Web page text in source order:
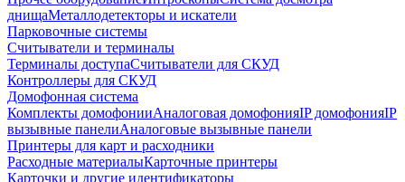
днищаМеталлодетекторы и искатели
Парковочные системы
Считыватели и терминалы
Терминалы доступаСчитыватели для СКУД
Контроллеры для СКУД
Домофонная система
Комплекты домофонииАналоговая домофонияIP домофонияIP
вызывные панелиАналоговые вызывные панели
Принтеры для карт и расходники
Расходные материалыКарточные принтеры
Карточки и другие идентификаторы